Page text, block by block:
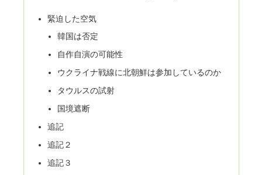
緊迫した空気
韓国は否定
自作自演の可能性
ウクライナ戦線に北朝鮮は参加しているのか
タウルスの試射
国境遮断
追記
追記２
追記３